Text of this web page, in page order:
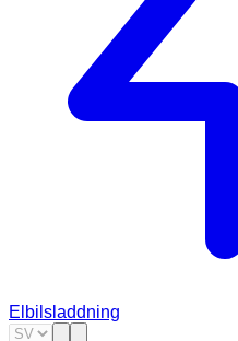
Elbilsladdning